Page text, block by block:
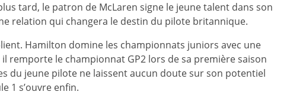
tard, le patron de McLaren signe le jeune talent dans son
relation qui changera le destin du pilote britannique.
Hamilton domine les championnats juniors avec une
remporte le championnat GP2 lors de sa première saison
du jeune pilote ne laissent aucun doute sur son potentiel
1 s’ouvre enfin.